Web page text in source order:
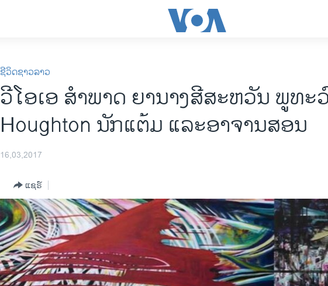
ຊີວິດຊາວລາວ
ວີໂອເອ ສຳພາດ ຍານາງສີສະຫວັນ ພູທະ
Houghton ນັກແຕ້ມ ແລະອາຈານສອນ
16,03,2017
ແຊຣ໌